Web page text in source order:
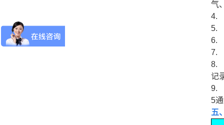
气
4.
5.
6.
7.
8.
记
9.
5
五